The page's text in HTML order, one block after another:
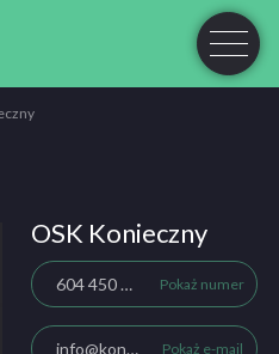
OSK Konieczny
604 450 071 Pokaż numer
info@koniecznyosk.pl Pokaż e-mail